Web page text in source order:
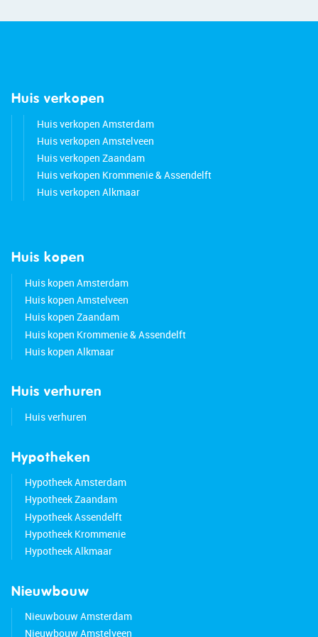
Huis verkopen
Huis verkopen Amsterdam
Huis verkopen Amstelveen
Huis verkopen Zaandam
Huis verkopen Krommenie & Assendelft
Huis verkopen Alkmaar
Huis kopen
Huis kopen Amsterdam
Huis kopen Amstelveen
Huis kopen Zaandam
Huis kopen Krommenie & Assendelft
Huis kopen Alkmaar
Huis verhuren
Huis verhuren
Hypotheken
Hypotheek Amsterdam
Hypotheek Zaandam
Hypotheek Assendelft
Hypotheek Krommenie
Hypotheek Alkmaar
Nieuwbouw
Nieuwbouw Amsterdam
Nieuwbouw Amstelveen